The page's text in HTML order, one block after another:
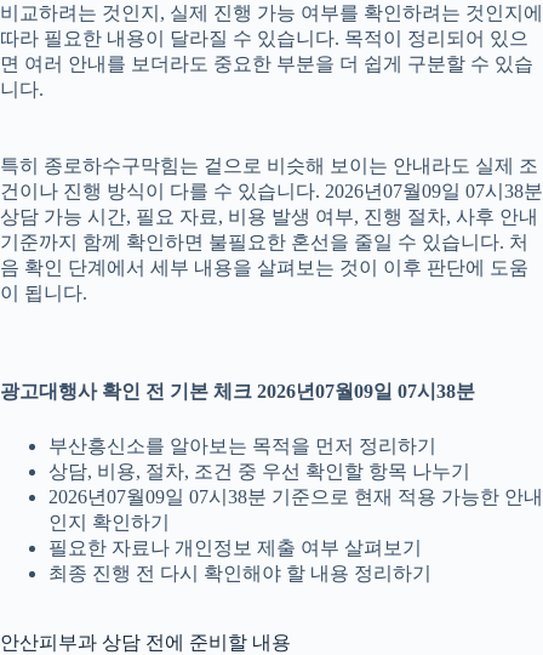
비교하려는 것인지, 실제 진행 가능 여부를 확인하려는 것인지에
따라 필요한 내용이 달라질 수 있습니다. 목적이 정리되어 있으
면 여러 안내를 보더라도 중요한 부분을 더 쉽게 구분할 수 있습
니다.
특히 종로하수구막힘는 겉으로 비슷해 보이는 안내라도 실제 조
건이나 진행 방식이 다를 수 있습니다. 2026년07월09일 07시38분
상담 가능 시간, 필요 자료, 비용 발생 여부, 진행 절차, 사후 안내
기준까지 함께 확인하면 불필요한 혼선을 줄일 수 있습니다. 처
음 확인 단계에서 세부 내용을 살펴보는 것이 이후 판단에 도움
이 됩니다.
광고대행사 확인 전 기본 체크 2026년07월09일 07시38분
부산흥신소를 알아보는 목적을 먼저 정리하기
상담, 비용, 절차, 조건 중 우선 확인할 항목 나누기
2026년07월09일 07시38분 기준으로 현재 적용 가능한 안내
인지 확인하기
필요한 자료나 개인정보 제출 여부 살펴보기
최종 진행 전 다시 확인해야 할 내용 정리하기
안산피부과 상담 전에 준비할 내용